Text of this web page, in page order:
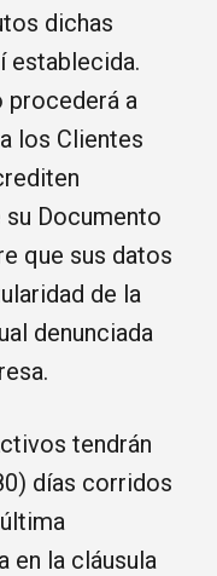
dichas
establecida.
procederá a
los Clientes
Documento
que sus datos
de la
denunciada
tendrán
días corridos
en la cláusula